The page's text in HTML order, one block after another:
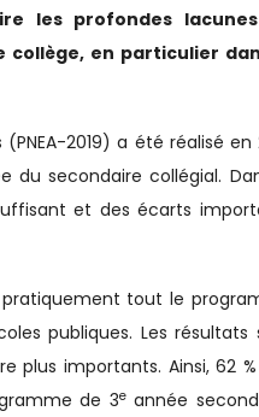
les profondes
collège, en particulier
2019) a été réalisé en
du secondaire collégial.
et des écarts
pratiquement tout le
publiques. Les résultats
plus importants. Ainsi, 62
de 3eannée